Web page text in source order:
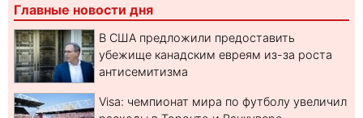
Главные новости дня
В США предложили предоставить
убежище канадским евреям из-за роста
антисемитизма
Visa: чемпионат мира по футболу увеличил